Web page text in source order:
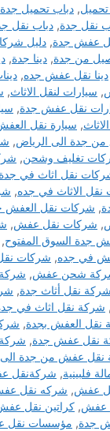
, دباب تحميل جدة
نقل جدة, دباب نقل
عفش جدة, دليل
من جدة, دينا جدة,
دينا نقل عفش جده,
, سيارات لنقل الاثاث,
نقل عفش جدة,
, سيارة نقل
جدة الى الرياض,
تغليف وشحن,
نقل اثاث في جدة
الاثاث في جده,
, شركات نقل العفش
, شركات نقل عفش,
جدة السوق المفتوح,
في جده, شركات
شحن عفش, شركة
شركة نقل أثاث جدة,
, شركة نقل اثاث في
نقل العفش بجدة,
نقل عفش جدة,
نقل عفش من جدة الى
فلبينية, شركةنقل
عفش, شركه نقل
عفش, كراتين نقل
جدة, مؤسسات نقل